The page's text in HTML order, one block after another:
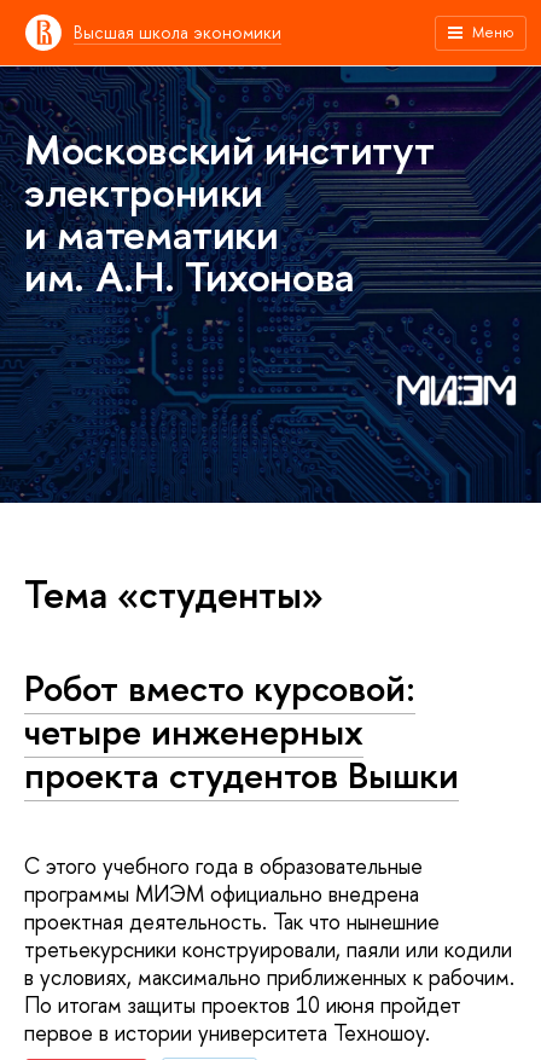
Высшая школа экономики Меню
Московский институт
электроники
и математики
им. А.Н. Тихонова
Тема «студенты»
Робот вместо курсовой:
четыре инженерных
проекта студентов Вышки
С этого учебного года в образовательные
программы МИЭМ официально внедрена
проектная деятельность. Так что нынешние
третьекурсники конструировали, паяли или кодили
в условиях, максимально приближенных к рабочим.
По итогам защиты проектов 10 июня пройдет
первое в истории университета Техношоу.